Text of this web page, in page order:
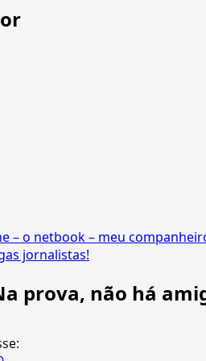
– o netbook – meu
jornalistas!
prova, não há